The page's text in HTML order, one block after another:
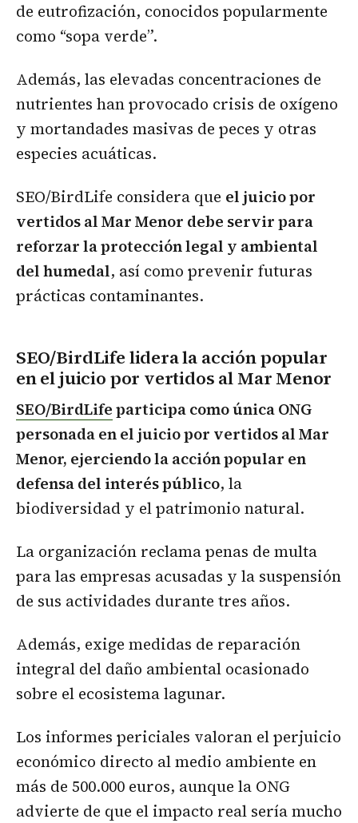
de eutrofización, conocidos popularmente
como “sopa verde”.
Además, las elevadas concentraciones de
nutrientes han provocado crisis de oxígeno
y mortandades masivas de peces y otras
especies acuáticas.
SEO/BirdLife considera que el juicio por
vertidos al Mar Menor debe servir para
reforzar la protección legal y ambiental
del humedal, así como prevenir futuras
prácticas contaminantes.
SEO/BirdLife lidera la acción popular
en el juicio por vertidos al Mar Menor
SEO/BirdLifeparticipa como única ONG
personada en el juicio por vertidos al Mar
Menor, ejerciendo la acción popular en
defensa del interés público, la
biodiversidad y el patrimonio natural.
La organización reclama penas de multa
para las empresas acusadas y la suspensión
de sus actividades durante tres años.
Además, exige medidas de reparación
integral del daño ambiental ocasionado
sobre el ecosistema lagunar.
Los informes periciales valoran el perjuicio
económico directo al medio ambiente en
más de 500.000 euros, aunque la ONG
advierte de que el impacto real sería mucho